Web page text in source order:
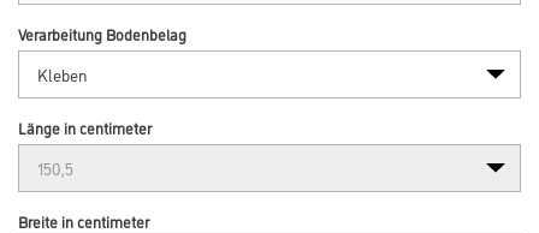
Verarbeitung Bodenbelag
Länge in centimeter
Breite in centimeter